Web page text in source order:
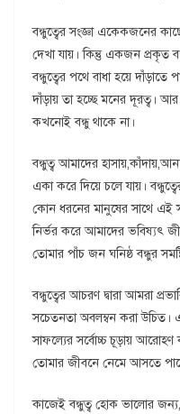
বন্ধুত্বের সংজ্ঞা একেকজনের
দেখা যায়। কিন্তু একজন প্রকৃত
বন্ধুত্বের পথে বাধা হয়ে দাঁড়াতে
দাঁড়ায় তা হচ্ছে মনের দূরত্ব।
কখনোই বন্ধু থাকে না।
বন্ধুত্ব আমাদের
একা করে দিয়ে চলে যায়।
কোন ধরনের মানুষের সাথে এই
নির্ভর করে আমাদের ভবিষ্যৎ
তোমার পাঁচ জন ঘনিষ্ঠ বন্ধুর
বন্ধুত্বের আচরণ দ্বারা আমরা
সচেতনতা অবলম্বন করা
সাফল্যের সর্বোচ্চ চূড়ায়
তোমার জীবনে নেমে আসতে
কাজেই বন্ধুত্ব হোক ভালোর